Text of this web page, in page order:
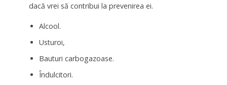
dacă vrei să contribui la prevenirea ei.
Alcool.
Usturoi,
Bauturi carbogazoase.
Îndulcitori.